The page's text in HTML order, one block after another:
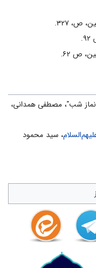
ص، ۳۲۷.
ص ۶۲.
شب"، مصطفی همدانی،
، سید محمود